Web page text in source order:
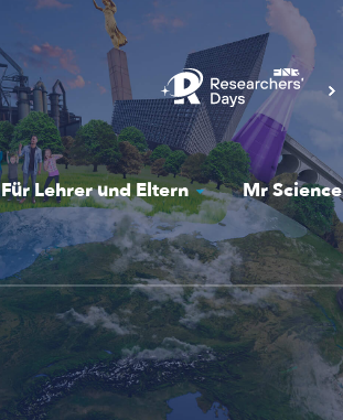
Für Lehrer und Eltern Mr Science